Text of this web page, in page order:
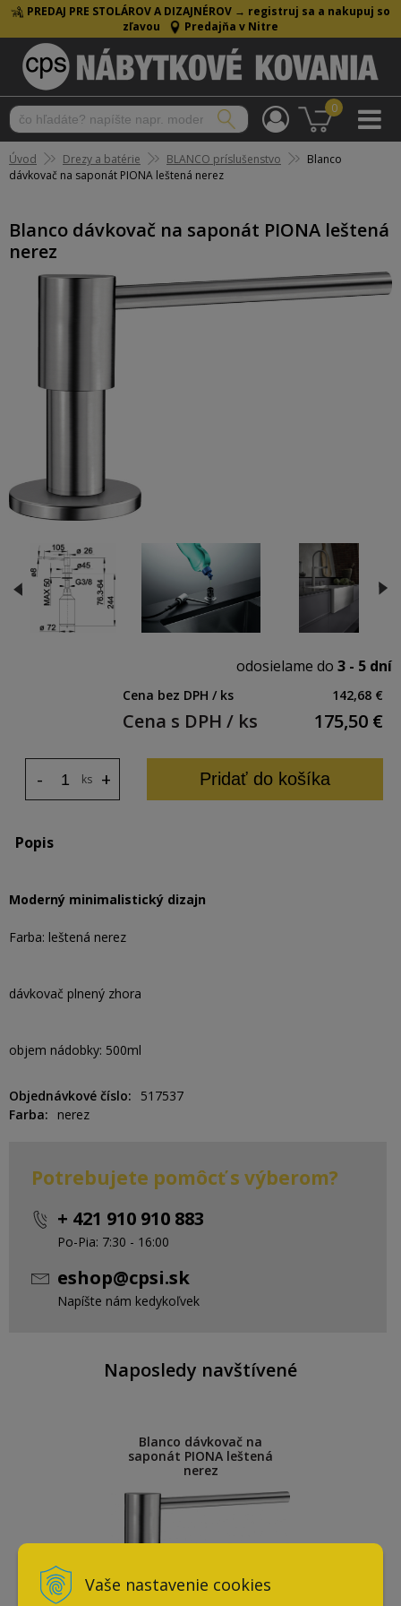
Vaše nastavenie cookies
PREDAJ PRE STOLÁROV A DIZAJNÉROV → registruj sa a nakupuj so
zľavou
Predajňa v Nitre
0
Úvod Drezy a batérie BLANCO príslušenstvo
Blanco
dávkovač na saponát PIONA leštená nerez
Blanco dávkovač na saponát PIONA leštená
nerez
odosielame do 3 - 5 dní
Cena bez DPH / ks 142,68 €
Cena s DPH / ks 175,50 €
ks +
- Pridať do košíka
Popis
Moderný minimalistický dizajn
Farba: leštená nerez
dávkovač plnený zhora
objem nádobky: 500ml
Objednávkové číslo
517537
Farba
nerez
Potrebujete pomôcť s výberom?
+ 421 910 910 883
Po-Pia: 7:30 - 16:00
eshop@cpsi.sk
Napíšte nám kedykoľvek
Naposledy navštívené
Blanco dávkovač na
saponát PIONA leštená
nerez